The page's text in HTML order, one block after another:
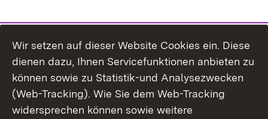
Wir setzen auf dieser Website Cookies ein. Diese
dienen dazu, Ihnen Servicefunktionen anbieten zu
können sowie zu Statistik-und Analysezwecken
(Web-Tracking). Wie Sie dem Web-Tracking
widersprechen können sowie weitere